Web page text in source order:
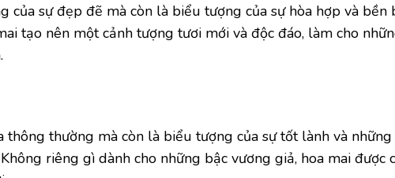
của sự đẹp đẽ mà còn là biểu tượng của sự hòa hợp và bền
tạo nên một cảnh tượng tươi mới và độc đáo, làm cho
thông thường mà còn là biểu tượng của sự tốt lành và
riêng gì dành cho những bậc vương giả, hoa mai được